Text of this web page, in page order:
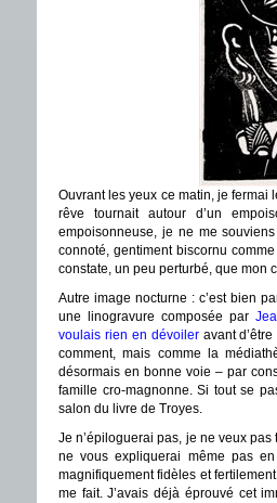
Ouvrant les yeux ce matin, je
rêve tournait autour d’un
empoisonneuse, je ne me
connoté, gentiment biscornu
constate, un peu perturbé, que mon
Autre image nocturne : c’est bien
une linogravure composée par
voulais rien en dévoileravant
comment, mais comme la
désormais en bonne voie – par
famille cro-magnonne. Si tout se
salon du livre de Troyes.
Je n’épiloguerai pas, je ne veux pas
ne vous expliquerai même pas
magnifiquement fidèles et
me fait. J’avais déjà éprouvé cet